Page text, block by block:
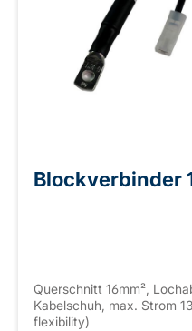
Blockverbinder
Querschnitt 16mm²,
Kabelschuh, max. Strom
flexibility)